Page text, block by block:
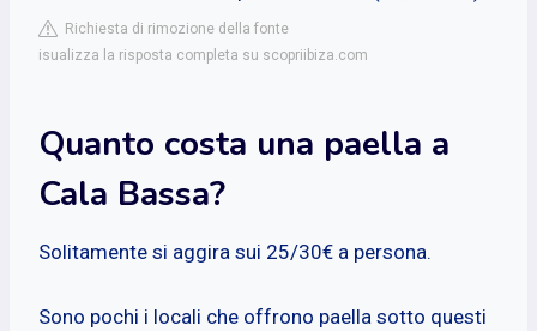
Richiesta di rimozione della fonte
isualizza la risposta completa su scopriibiza.com
Quanto costa una paella a
Cala Bassa?
Solitamente si aggira sui 25/30€ a persona.
Sono pochi i locali che offrono paella sotto questi